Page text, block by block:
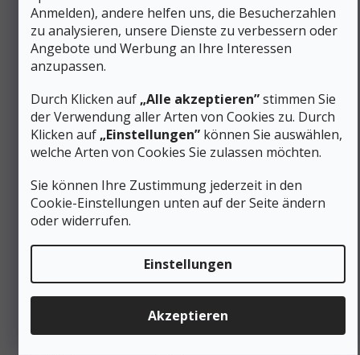
Anmelden), andere helfen uns, die Besucherzahlen
zu analysieren, unsere Dienste zu verbessern oder
Angebote und Werbung an Ihre Interessen
anzupassen.
Durch Klicken auf „Alle akzeptieren”stimmen Sie
der Verwendung aller Arten von Cookies zu. Durch
Klicken auf „Einstellungen” können Sie auswählen,
welche Arten von Cookies Sie zulassen möchten.
Sie können Ihre Zustimmung jederzeit in den
Cookie-Einstellungen unten auf der Seite ändern
oder widerrufen.
Einstellungen
Akzeptieren
Diese Sandalen sind die perfekte Wahl zum Entspannen
nach einer anspruchsvollen Wanderung oder als bequeme
Alternative für den Alltag in den Sommermonaten.
Zusätzliche Parameter
Kategorie:
Wandersandalen für Herren
EAN:
840127871592
Geschlecht:
Männer
Schuhhöhe:
Niedrig
Material
Leder/Synthetik
Schuhweite:
Normal
Membrane
Farbe:
Schwarz
491 bis 750 g
A-Stadt/Reisen